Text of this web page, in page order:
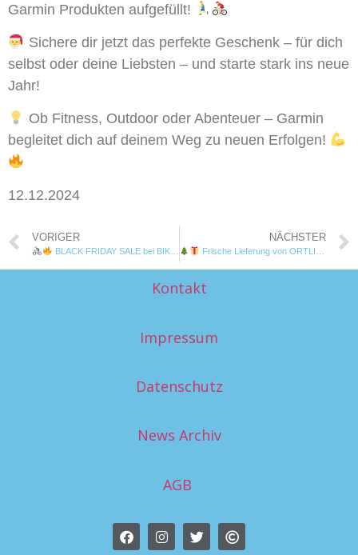
Garmin Produkten aufgefüllt!
Sichere dir jetzt das perfekte Geschenk – für dich
selbst oder deine Liebsten – und starte stark ins neue
Jahr!
Ob Fitness, Outdoor oder Abenteuer – Garmin
begleitet dich auf deinem Weg zu neuen Erfolgen!
12.12.2024
VORIGER
BLACK FRIDAY SALE bei BIKEVIENNA
NÄCHSTER
Frische Lieferung von ORTLIEB!
Kontakt
Impressum
Datenschutz
News Archiv
AGB